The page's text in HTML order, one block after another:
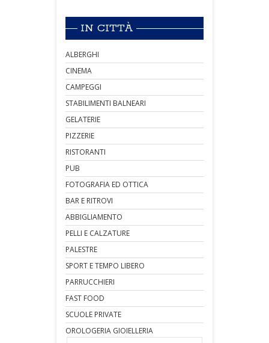
IN CITTÀ
ALBERGHI
CINEMA
CAMPEGGI
STABILIMENTI BALNEARI
GELATERIE
PIZZERIE
RISTORANTI
PUB
FOTOGRAFIA ED OTTICA
BAR E RITROVI
ABBIGLIAMENTO
PELLI E CALZATURE
PALESTRE
SPORT E TEMPO LIBERO
PARRUCCHIERI
FAST FOOD
SCUOLE PRIVATE
OROLOGERIA GIOIELLERIA